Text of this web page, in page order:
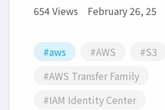
654 Views February 26, 25
#aws #AWS
#S3
#AWS Transfer Family
#IAM Identity Center